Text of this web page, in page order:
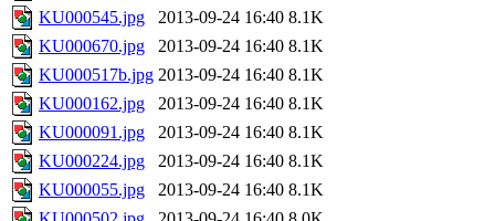
KU000545.jpg
2013-09-24 16:40 8.1K
KU000670.jpg
2013-09-24 16:40 8.1K
KU000517b.jpg 2013-09-24 16:40 8.1K
KU000162.jpg
2013-09-24 16:40 8.1K
KU000091.jpg
2013-09-24 16:40 8.1K
KU000224.jpg
2013-09-24 16:40 8.1K
KU000055.jpg
2013-09-24 16:40 8.1K